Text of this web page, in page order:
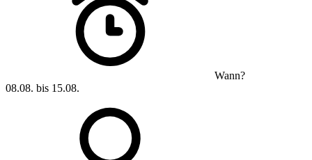
Wann?
08.08. bis 15.08.